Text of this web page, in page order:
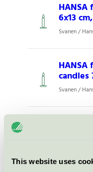
This website uses
6x13
Svanen /
candles
Svanen /